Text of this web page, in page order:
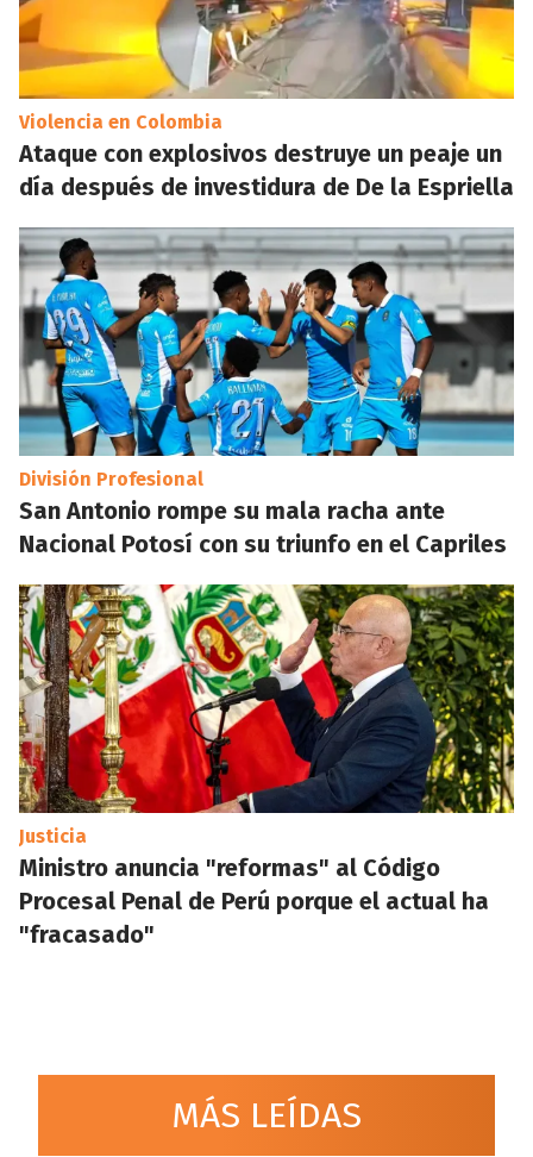
Violencia en Colombia
Ataque con explosivos destruye un peaje un
día después de investidura de De la Espriella
División Profesional
San Antonio rompe su mala racha ante
Nacional Potosí con su triunfo en el Capriles
Justicia
Ministro anuncia "reformas" al Código
Procesal Penal de Perú porque el actual ha
"fracasado"
MÁS LEÍDAS